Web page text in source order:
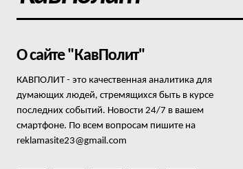
О сайте "КавПолит"
КАВПОЛИТ - это качественная аналитика для
думающих людей, стремящихся быть в курсе
последних событий. Новости 24/7 в вашем
смартфоне. По всем вопросам пишите на
reklamasite23@gmail.com